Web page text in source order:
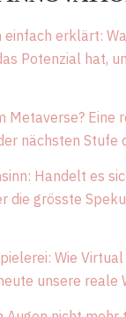
einfach erklärt:
Potenzial hat,
Metaverse? Eine
nächsten Stufe
Handelt es
die grösste
Wie
unsere reale